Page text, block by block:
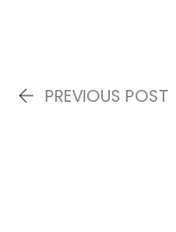
PREVIOUS POST